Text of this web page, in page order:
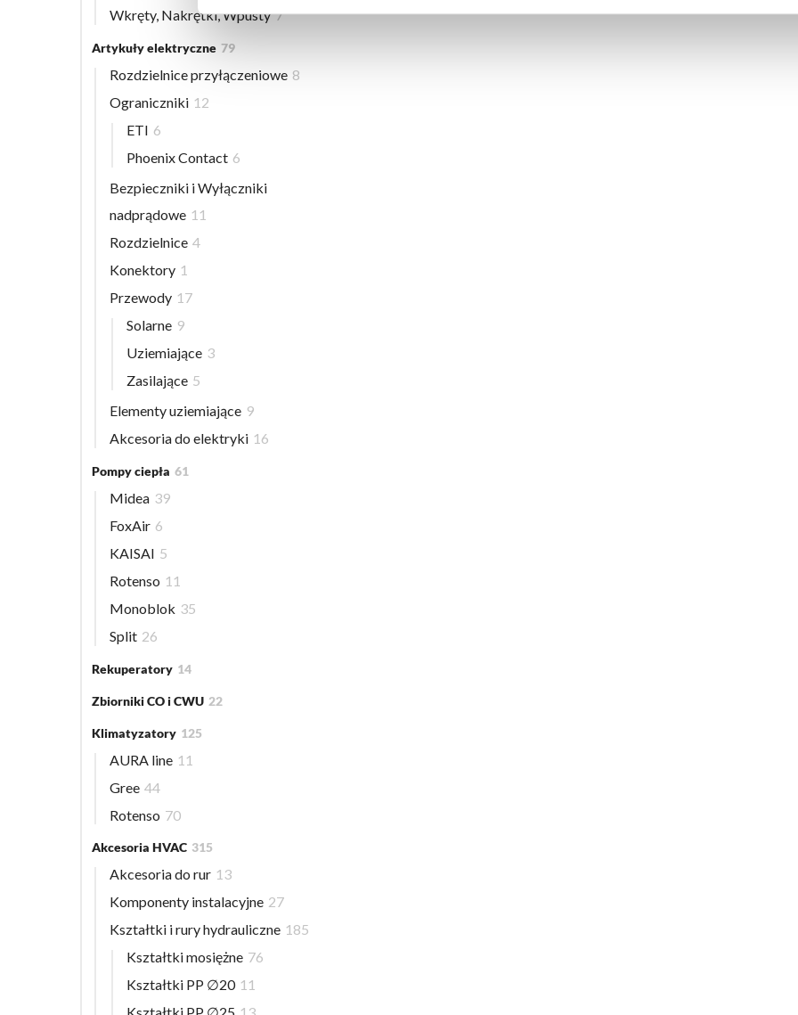
Wkręty, Nakrętki, Wpusty 7
Artykuły elektryczne 79
Rozdzielnice przyłączeniowe 8
Ograniczniki 12
ETI 6
Phoenix Contact 6
Bezpieczniki i Wyłączniki
nadprądowe 11
Rozdzielnice 4
Konektory 1
Przewody 17
Solarne 9
Uziemiające 3
Zasilające 5
Elementy uziemiające 9
Akcesoria do elektryki 16
Pompy ciepła 61
Midea 39
FoxAir 6
KAISAI 5
Rotenso 11
Monoblok 35
Split 26
Rekuperatory 14
Zbiorniki CO i CWU 22
Klimatyzatory 125
AURA line 11
Gree 44
Rotenso 70
Akcesoria HVAC 315
Akcesoria do rur 13
Komponenty instalacyjne 27
Kształtki i rury hydrauliczne 185
Kształtki mosiężne 76
Kształtki PP ∅20 11